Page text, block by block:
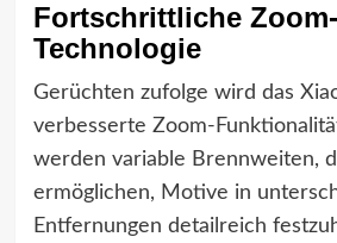
Fortschrittliche Zoom-
Technologie
Gerüchten zufolge wird das
verbesserte Zoom-
werden variable Brennweiten,
ermöglichen, Motive in
Entfernungen detailreich